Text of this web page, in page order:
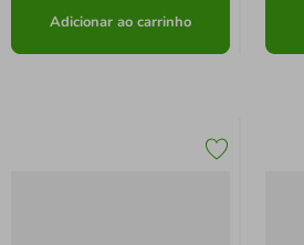
Adicionar ao carrinho